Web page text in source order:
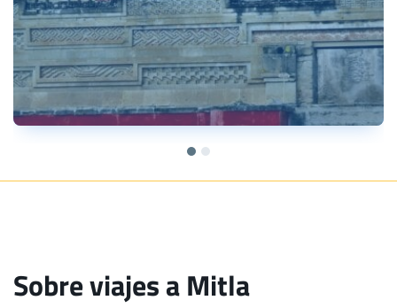
Sobre viajes a Mitla